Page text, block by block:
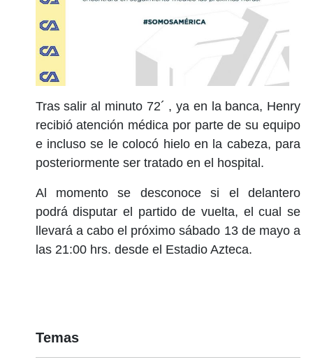
Tras salir al minuto 72´ , ya en la banca, Henry
recibió atención médica por parte de su equipo
e incluso se le colocó hielo en la cabeza, para
posteriormente ser tratado en el hospital.
Al momento se desconoce si el delantero
podrá disputar el partido de vuelta, el cual se
llevará a cabo el próximo sábado 13 de mayo a
las 21:00 hrs. desde el Estadio Azteca.
Temas